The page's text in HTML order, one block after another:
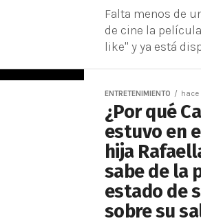
Falta menos de
de cine la
like" y ya está
ENTRETENIMIENTO hace
¿Por qué
estuvo en
hija
sabe de la
estado de
sobre su